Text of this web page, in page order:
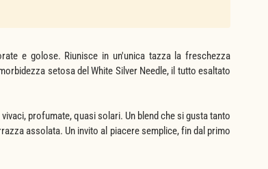
e golose. Riunisce in un'unica tazza la freschezza
setosa del White Silver Needle, il tutto esaltato
profumate, quasi solari. Un blend che si gusta tanto
assolata. Un invito al piacere semplice, fin dal primo